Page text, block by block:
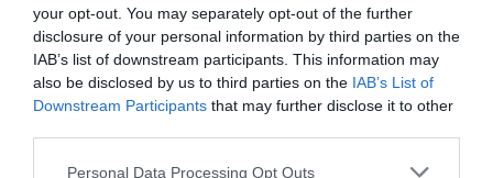
your opt-out. You may separately opt-out of the further
disclosure of your personal information by third parties on the
IAB’s list of downstream participants. This information may
also be disclosed by us to third parties on the IAB’s List of
Downstream Participants that may further disclose it to other
Personal Data Processing Opt Outs